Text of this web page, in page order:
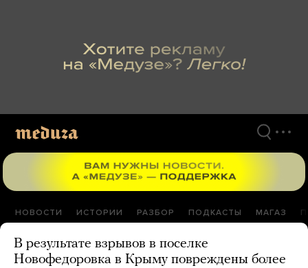
НОВОСТИ ИСТОРИИ РАЗБОР ПОДКАСТЫ МАГАЗ
В результате взрывов в поселке
Новофедоровка в Крыму повреждены более